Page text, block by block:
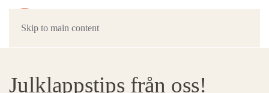
Skip to main content
Julklappstips från oss!